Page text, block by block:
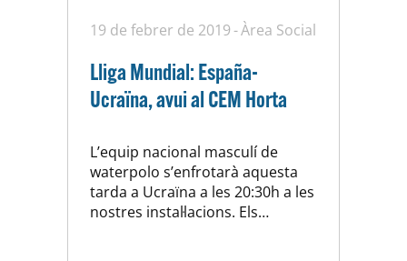
19 de febrer de 2019 Àrea Social
Lliga Mundial: España-
Ucraïna, avui al CEM Horta
L’equip nacional masculí de
waterpolo s’enfrotarà aquesta
tarda a Ucraïna a les 20:30h a les
nostres instal·lacions. Els